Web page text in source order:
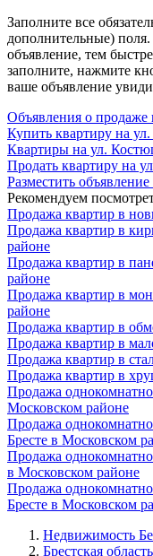
Заполните все
дополнительные)
объявление, тем
заполните, нажмите
ваше объявление
Объявления о
Купить квартиру на
Квартиры на ул.
Продать квартиру на
Разместить
Рекомендуем
Продажа квартир в
Продажа квартир в
районе
Продажа квартир в
районе
Продажа квартир в
районе
Продажа квартир в
Продажа квартир в
Продажа квартир в
Продажа квартир в
Продажа
Московском районе
Продажа
Бресте в Московском
Продажа
в Московском районе
Продажа
Бресте в Московском
Недвижимость
Брестская область